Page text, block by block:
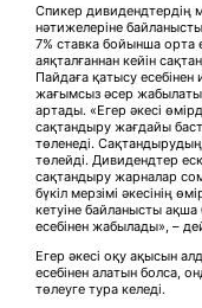
Спикер дивидендтердің
нәтижелеріне
7% ставка бойынша орта
аяқталғаннан кейін
Пайдаға қатысу есебінен
жағымсыз әсер
артады. «Егер әкесі
сақтандыру жағдайы
төленеді.
төлейді. Дивидендтер
сақтандыру жарналар
бүкіл мерзімі әкесінің
кетуіне байланысты
есебінен жабылады», –
Егер әкесі оқу ақысын
есебінен алатын болса,
төлеуге тура келеді.